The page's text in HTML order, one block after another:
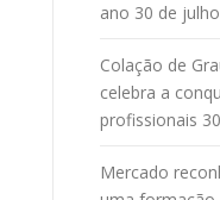
ano 30 de
Colação de
celebra a
profissionais
Mercado